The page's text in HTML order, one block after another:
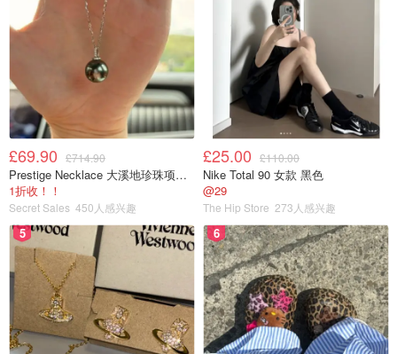
£69.90 £714.90
Prestige Necklace 大溪地珍珠项链 10-11mm
1折收！！
Secret Sales 450人感兴趣
£25.00 £110.00
Nike Total 90 女款 黑色
@29
The Hip Store 273人感兴趣
5 6